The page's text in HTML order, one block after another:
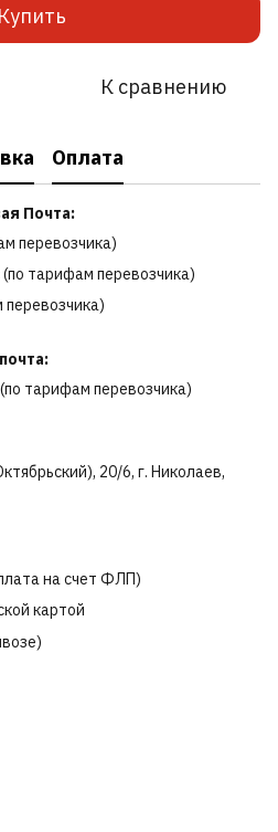
Купить
К сравнению
Оплата
Почта:
перевозчика)
тарифам перевозчика)
тарифам перевозчика)
20/6, г. Николаев,
на счет ФЛП)
картой